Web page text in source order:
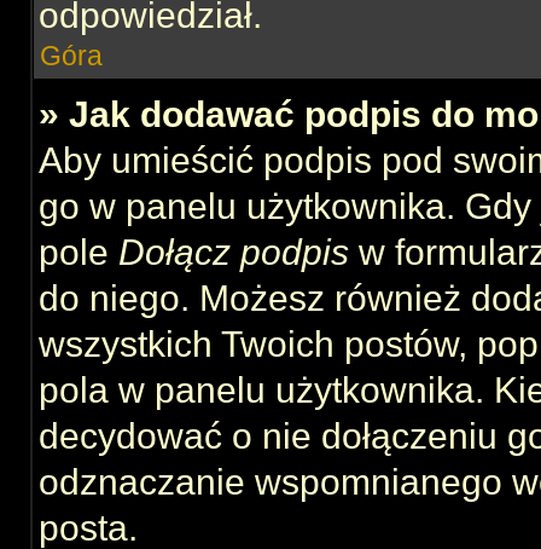
odpowiedział.
Góra
» Jak dodawać podpis do
Aby umieścić podpis pod
go w panelu użytkownika.
pole Dołącz podpis w
do niego. Możesz również
wszystkich Twoich postów,
pola w panelu użytkownika.
decydować o nie dołączeniu
odznaczanie wspomnianego
posta.